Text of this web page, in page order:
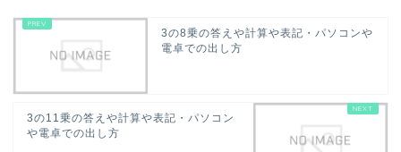
3の8乗の答えや計算や表記・パソコンや
電卓での出し方
3の11乗の答えや計算や表記・パソコン
や電卓での出し方